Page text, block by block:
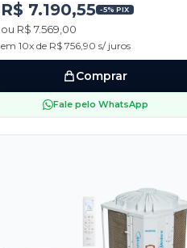
R$ 7.190,55 -5% PIX
ou R$ 7.569,00
em 10x de R$ 756,90 s/ juros
Comprar
Fale pelo WhatsApp